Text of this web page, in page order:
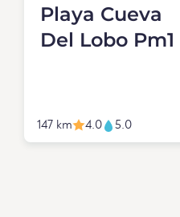
Playa Cueva
Del Lobo Pm1
147 km 4.0 5.0